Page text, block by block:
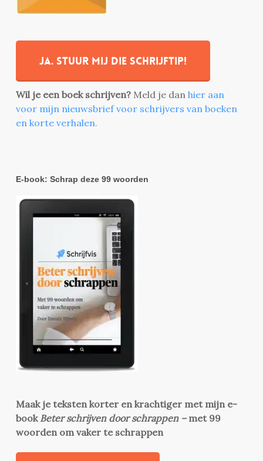
Ja. stuur mij die schrijftip!
Wil je een boek schrijven? Meld je dan hier aan
voor mijn nieuwsbrief voor schrijvers van boeken
en korte verhalen.
E-book: Schrap deze 99 woorden
Maak je teksten korter en krachtiger met mijn e-
book Beter schrijven door schrappen –met 99
woorden om vaker te schrappen